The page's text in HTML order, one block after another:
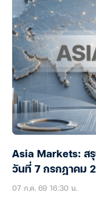
Asia Markets: สรุ
วันที่ 7 กรกฎาคม
07 ก.ค. 69 16:30 น.